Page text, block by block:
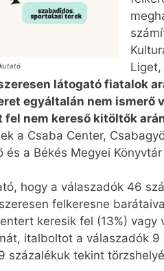
Liget,
látogató fiatalok
egyáltalán nem ismerő
nem kereső kitöltők
a Csaba Center,
a Békés Megyei
hogy a válaszadók 46
felkeresne
keresik fel (13%) vagy
italboltot a válaszadók 9
százalékuk tekint